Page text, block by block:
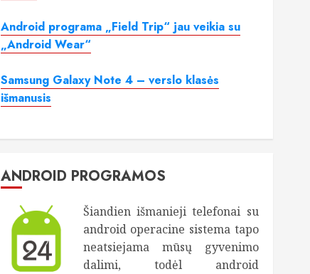
Android programa „Field Trip“ jau veikia su
„Android Wear“
Samsung Galaxy Note 4 – verslo klasės
išmanusis
ANDROID PROGRAMOS
Šiandien išmanieji telefonai su
android operacine sistema tapo
neatsiejama mūsų gyvenimo
dalimi, todėl android